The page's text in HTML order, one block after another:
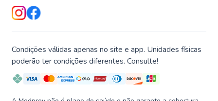
Condições válidas apenas no site e app. Unidades físicas
poderão ter condições diferentes. Consulte!